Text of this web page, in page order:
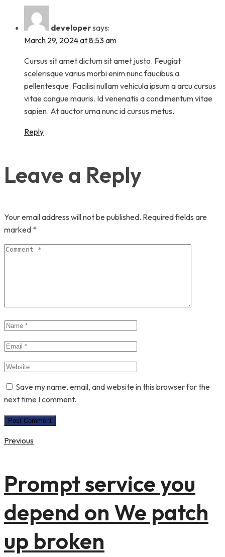
developersays:
March 29, 2024 at 8:53 am
Cursus sit amet dictum sit amet justo. Feugiat
scelerisque varius morbi enim nunc faucibus a
pellentesque. Facilisi nullam vehicula ipsum a arcu cursus
vitae congue mauris. Id venenatis a condimentum vitae
sapien. At auctor urna nunc id cursus metus.
Reply
Leave a Reply
Your email address will not be published. Required fields are
marked *
Save my name, email, and website in this browser for the
next time I comment.
Previous
Prompt service you
depend on We patch
up broken